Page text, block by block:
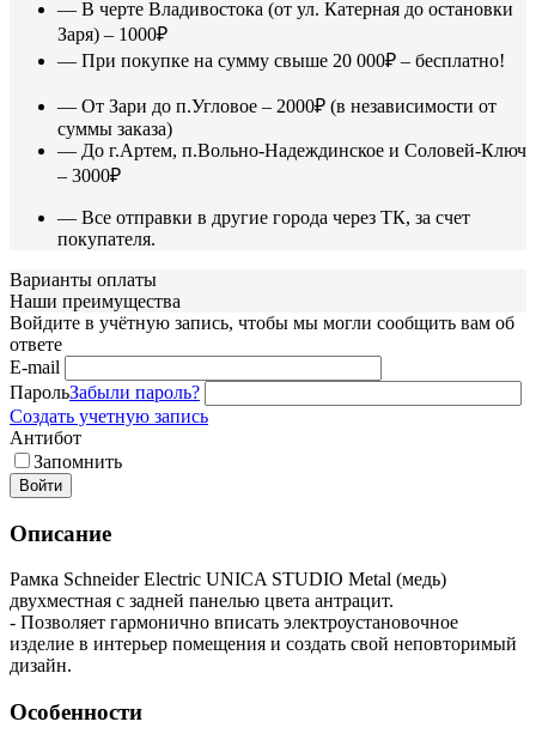
— В черте Владивостока (от ул. Катерная до остановки
Заря) – 1000₽
— При покупке на сумму свыше 20 000₽ – бесплатно!
— От Зари до п.Угловое – 2000₽ (в независимости от
суммы заказа)
— До г.Артем, п.Вольно-Надеждинское и Соловей-Ключ
– 3000₽
— Все отправки в другие города через ТК, за счет
покупателя.
Варианты оплаты
Наши преимущества
Войдите в учётную запись, чтобы мы могли сообщить вам об
ответе
E-mail
ПарольЗабыли пароль?
Создать учетную запись
Антибот
Запомнить
Войти
Описание
Рамка Schneider Electric UNICA STUDIO Metal (медь)
двухместная с задней панелью цвета антрацит.
- Позволяет гармонично вписать электроустановочное
изделие в интерьер помещения и создать свой неповторимый
дизайн.
Особенности